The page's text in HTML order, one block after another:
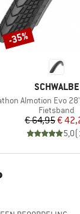
MERK
SCHWALBE
Almotion Evo 28'' (40-
Fietsband
Prijs
€ 64,95€
5,0(
Korting
-35%